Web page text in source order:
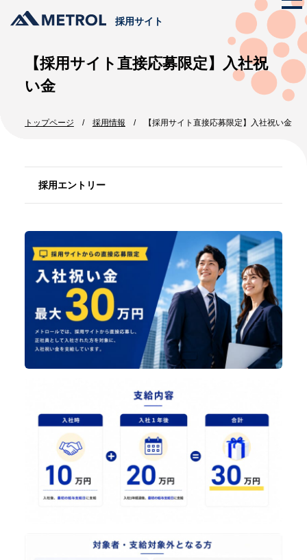
採用サイト
メトロールの文化
代表メッセージ
数字で見るメトロール
働く体制
メンバー紹介
新卒採用
中途採用
シニア採用
パート採用
インターンシップ
エントリー
新卒採用
パート採用
メトロールブログ よくある質問
【採用サイト直接応募限定】入社祝
い金
トップページ 採用情報 【採用サイト直接応募限定】入社祝い金
採用エントリー